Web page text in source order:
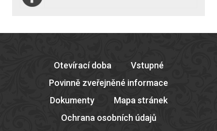
Otevírací doba
Vstupné
Povinně zveřejněné informace
Dokumenty
Mapa stránek
Ochrana osobních údajů